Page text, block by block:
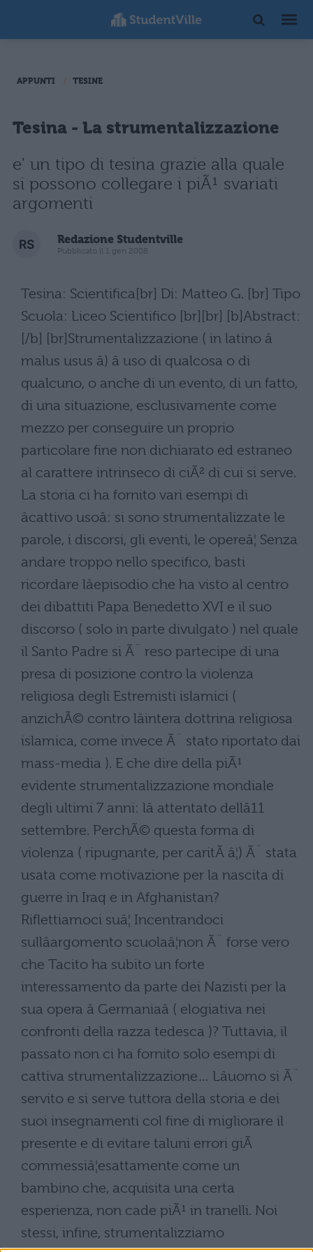
APPUNTI TESINE
Tesina - La strumentalizzazione
e' un tipo di tesina grazie alla quale
si possono collegare i piÃ¹ svariati
argomenti
Redazione Studentville
Pubblicato il 1 gen 2008
Tesina: Scientifica[br] Di: Matteo G. [br] Tipo
Scuola: Liceo Scientifico [br][br] [b]Abstract:
[/b] [br]Strumentalizzazione ( in latino â
malus usus â) â uso di qualcosa o di
qualcuno, o anche di un evento, di un fatto,
di una situazione, esclusivamente come
mezzo per conseguire un proprio
particolare fine non dichiarato ed estraneo
al carattere intrinseco di ciÃ² di cui si serve.
La storia ci ha fornito vari esempi di
âcattivo usoâ: si sono strumentalizzate le
parole, i discorsi, gli eventi, le opereâ¦ Senza
andare troppo nello specifico, basti
ricordare lâepisodio che ha visto al centro
dei dibattiti Papa Benedetto XVI e il suo
discorso ( solo in parte divulgato ) nel quale
il Santo Padre si Ã¨ reso partecipe di una
presa di posizione contro la violenza
religiosa degli Estremisti islamici (
anzichÃ© contro lâintera dottrina religiosa
islamica, come invece Ã¨ stato riportato dai
mass-media ). E che dire della piÃ¹
evidente strumentalizzazione mondiale
degli ultimi 7 anni: lâ attentato dellâ11
settembre. PerchÃ© questa forma di
violenza ( ripugnante, per caritÃ â¦) Ã¨ stata
usata come motivazione per la nascita di
guerre in Iraq e in Afghanistan?
Riflettiamoci suâ¦ Incentrandoci
sullâargomento scuolaâ¦non Ã¨ forse vero
che Tacito ha subito un forte
interessamento da parte dei Nazisti per la
sua opera â Germaniaâ ( elogiativa nei
confronti della razza tedesca )? Tuttavia, il
passato non ci ha fornito solo esempi di
cattiva strumentalizzazione… Lâuomo si Ã¨
servito e si serve tuttora della storia e dei
suoi insegnamenti col fine di migliorare il
presente e di evitare taluni errori giÃ
commessiâ¦esattamente come un
bambino che, acquisita una certa
esperienza, non cade piÃ¹ in tranelli. Noi
stessi, infine, strumentalizziamo